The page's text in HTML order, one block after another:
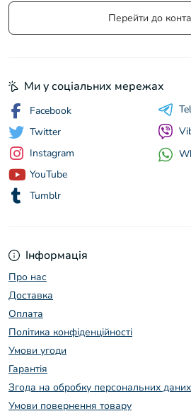
Перейти до
Інформація
Про нас
Доставка
Оплата
Політика конфіденційності
Умови угоди
Гарантія
Згода на обробку персональних даних
Умови повернення товару
Ми у соціальних мережах
Facebook
Twitter
Instagram
YouTube
Tumblr